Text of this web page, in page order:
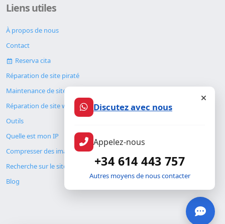
Liens utiles
À propos de nous
Contact
Reserva cita
Réparation de site piraté
Maintenance de site web
Réparation de site web
Outils
Quelle est mon IP
Compresser des images
Recherche sur le site
Blog
Discutez avec nous
Appelez-nous
+34 614 443 757
Autres moyens de nous contacter